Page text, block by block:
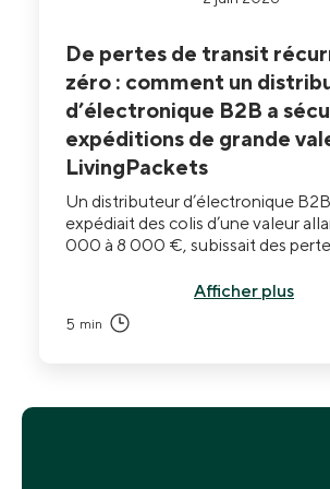
De pertes de transit
zéro : comment un
d’électronique B2B a
expéditions de grande
LivingPackets
Un distributeur d’électronique
expédiait des colis d’une valeur
000 à 8 000 €, subissait des
L’emballage standard et l’assurance
transporteur documentaient les
coup sans pouvoir les empêcher.
Afficher plus
5 min